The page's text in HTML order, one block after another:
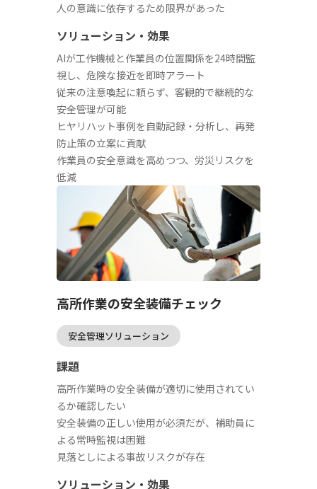
人の意識に依存するため限界があった
ソリューション・効果
AIが工作機械と作業員の位置関係を24時間監
視し、危険な接近を即時アラート
従来の注意喚起に頼らず、客観的で継続的な
安全管理が可能
ヒヤリハット事例を自動記録・分析し、再発
防止策の立案に貢献
作業員の安全意識を高めつつ、労災リスクを
低減
高所作業の安全装備チェック
安全管理ソリューション
課題
高所作業時の安全装備が適切に使用されてい
るか確認したい
安全装備の正しい使用が必須だが、補助員に
よる常時監視は困難
見落としによる事故リスクが存在
ソリューション・効果